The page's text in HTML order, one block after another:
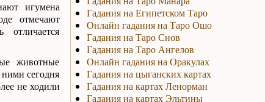
игумена
отмечают
животные
сегодня
не ходили
Гадания на Египетском Таро
Онлайн гадания на Таро Ошо
Гадания на Таро Снов
Гадания на Таро Ангелов
Онлайн гадания на Оракулах
Гадания на цыганских картах
Гадания на картах Ленорман
Гадания на картах Эльтины